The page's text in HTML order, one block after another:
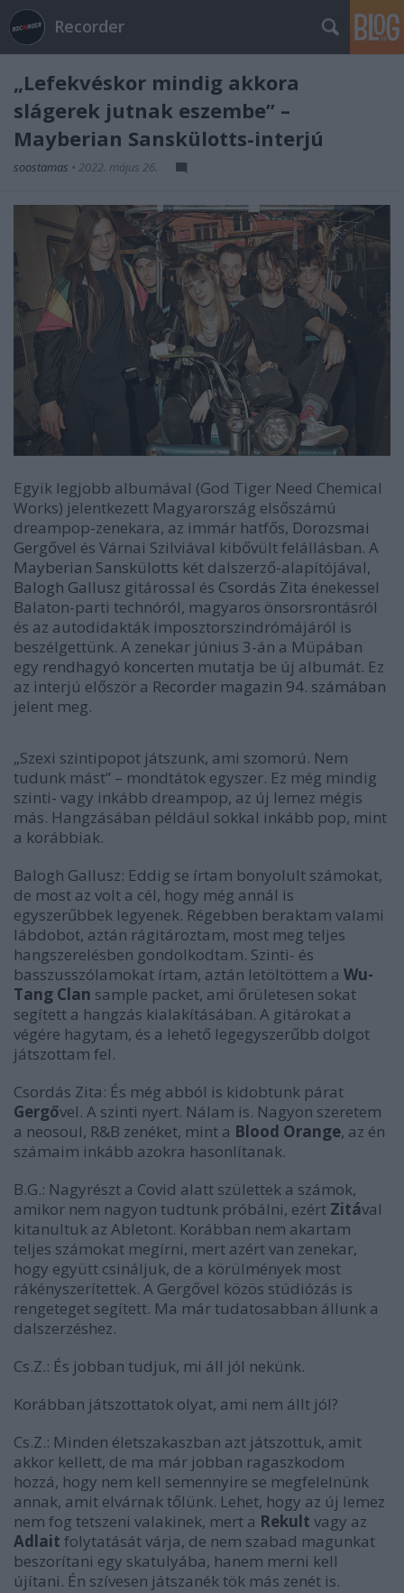
Recorder
„Lefekvéskor mindig akkora
slágerek jutnak eszembe” –
Mayberian Sanskülotts-interjú
soostamas • 2022. május 26.
Egyik legjobb albumával (God Tiger Need Chemical
Works) jelentkezett Magyarország elsőszámú
dreampop-zenekara, az immár hatfős, Dorozsmai
Gergővel és Várnai Szilviával kibővült felállásban. A
Mayberian Sanskülotts két dalszerző-alapítójával,
Balogh Gallusz gitárossal és Csordás Zita énekessel
Balaton-parti technóról, magyaros önsorsrontásról
és az autodidakták imposztorszindrómájáról is
beszélgettünk. A zenekar június 3-án a Müpában
egy rendhagyó koncerten mutatja be új albumát. Ez
az interjú először a Recorder magazin 94. számában
jelent meg.
„Szexi szintipopot játszunk, ami szomorú. Nem
tudunk mást” – mondtátok egyszer. Ez még mindig
szinti- vagy inkább dreampop, az új lemez mégis
más. Hangzásában például sokkal inkább pop, mint
a korábbiak.
Balogh Gallusz: Eddig se írtam bonyolult számokat,
de most az volt a cél, hogy még annál is
egyszerűbbek legyenek. Régebben beraktam valami
lábdobot, aztán rágitároztam, most meg teljes
hangszerelésben gondolkodtam. Szinti- és
basszusszólamokat írtam, aztán letöltöttem a Wu-
Tang Clan sample packet, ami őrületesen sokat
segített a hangzás kialakításában. A gitárokat a
végére hagytam, és a lehető legegyszerűbb dolgot
játszottam fel.
Csordás Zita: És még abból is kidobtunk párat
Gergővel. A szinti nyert. Nálam is. Nagyon szeretem
a neosoul, R&B zenéket, mint a Blood Orange, az én
számaim inkább azokra hasonlítanak.
B.G.: Nagyrészt a Covid alatt születtek a számok,
amikor nem nagyon tudtunk próbálni, ezért Zitával
kitanultuk az Abletont. Korábban nem akartam
teljes számokat megírni, mert azért van zenekar,
hogy együtt csináljuk, de a körülmények most
rákényszerítettek. A Gergővel közös stúdiózás is
rengeteget segített. Ma már tudatosabban állunk a
dalszerzéshez.
Cs.Z.: És jobban tudjuk, mi áll jól nekünk.
Korábban játszottatok olyat, ami nem állt jól?
Cs.Z.: Minden életszakaszban azt játszottuk, amit
akkor kellett, de ma már jobban ragaszkodom
hozzá, hogy nem kell semennyire se megfelelnünk
annak, amit elvárnak tőlünk. Lehet, hogy az új lemez
nem fog tetszeni valakinek, mert a Rekult vagy az
Adlait folytatását várja, de nem szabad magunkat
beszorítani egy skatulyába, hanem merni kell
újítani. Én szívesen játszanék tök más zenét is.